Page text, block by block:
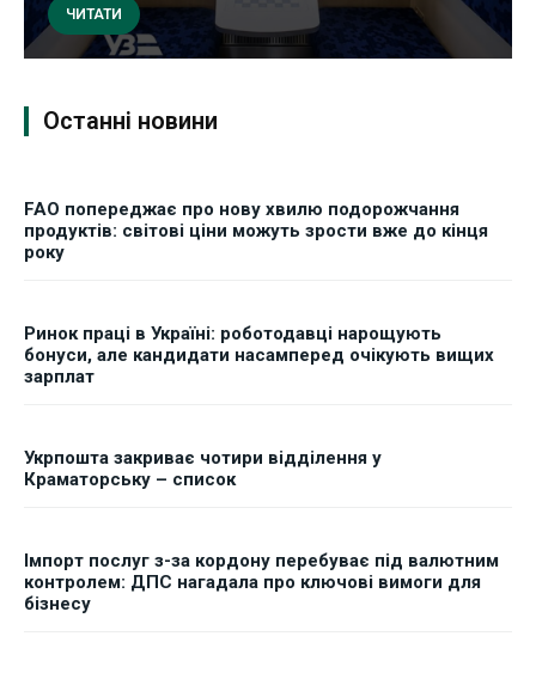
ЧИТАТИ
Останні новини
FAO попереджає про нову хвилю подорожчання
продуктів: світові ціни можуть зрости вже до кінця
року
Ринок праці в Україні: роботодавці нарощують
бонуси, але кандидати насамперед очікують вищих
зарплат
Укрпошта закриває чотири відділення у
Краматорську – список
Імпорт послуг з-за кордону перебуває під валютним
контролем: ДПС нагадала про ключові вимоги для
бізнесу